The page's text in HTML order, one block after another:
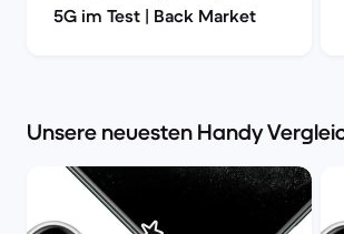
5G im Test | Back Market
Unsere neuesten Handy